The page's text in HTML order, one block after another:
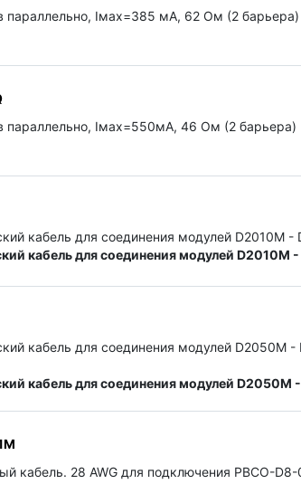
параллельно, Iмax=385 мA, 62 Oм (2 барьера)
параллельно, Iмax=550мA, 46 Oм (2 барьера)
кабель для соединения модулей D2010M -
кабель для соединения модулей D2010M
кабель для соединения модулей D2050M
кабель для соединения модулей
кабель. 28 AWG для подключения PBCO-